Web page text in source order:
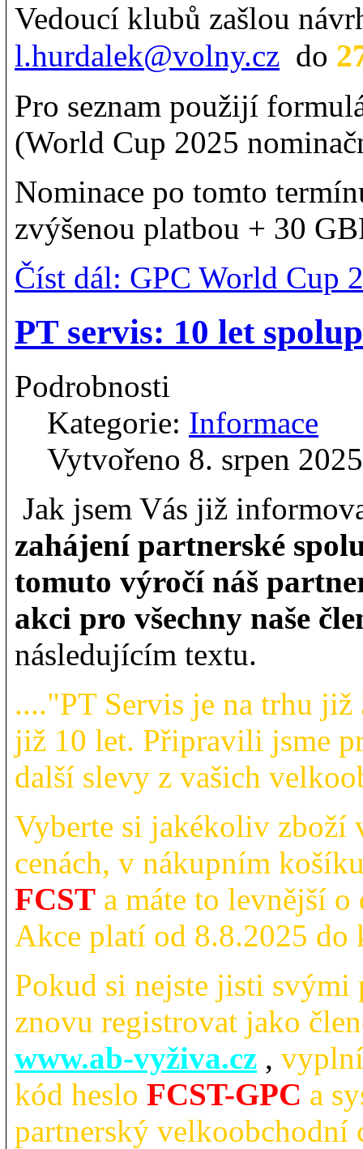
Vedoucí klubů zašlou
l.hurdalek@volny.cz do
Pro seznam použijí
(World Cup 2025
Nominace po tomto
zvýšenou platbou + 30
Číst dál: GPC World Cup
PT servis: 10 let
Podrobnosti
Kategorie: Informace
Vytvořeno 8. srpen 2025
Jak jsem Vás již
zahájení partnerské
tomuto výročí náš
akci pro všechny naše
následujícím textu.
...."PT Servis je na trhu již
již 10 let. Připravili jsme
další slevy z vašich
Vyberte si jakékoliv zboží
cenách, v nákupním
FCST a máte to levnější
Akce platí od 8.8.2025 do
Pokud si nejste jisti svými
znovu registrovat jako
www.ab-vyživa.cz ,
kód heslo FCST-GPC a
partnerský velkoobchodní